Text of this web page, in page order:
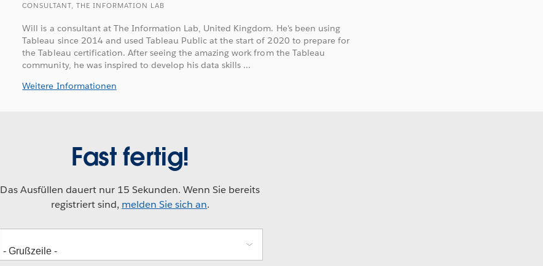
CONSULTANT, THE INFORMATION LAB
Will is a consultant at The Information Lab, United Kingdom. He's been using
Tableau since 2014 and used Tableau Public at the start of 2020 to prepare for
the Tableau certification. After seeing the amazing work from the Tableau
community, he was inspired to develop his data skills ...
Weitere Informationen
Fast fertig!
Das Ausfüllen dauert nur 15 Sekunden. Wenn Sie bereits
registriert sind, melden Sie sich an.